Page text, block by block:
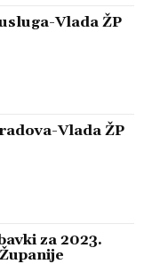
Vlada ŽP
Vlada ŽP
za 2023.